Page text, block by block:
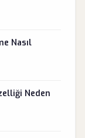
Nasıl
Neden